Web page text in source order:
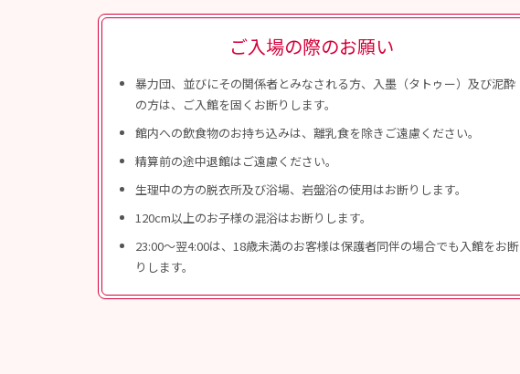
ご入場の際のお願い
暴力団、並びにその関係者とみなされる方、入墨（タトゥー）及び泥酔
の方は、ご入館を固くお断りします。
館内への飲食物のお持ち込みは、離乳食を除きご遠慮ください。
精算前の途中退館はご遠慮ください。
生理中の方の脱衣所及び浴場、岩盤浴の使用はお断りします。
120cm以上のお子様の混浴はお断りします。
23:00〜翌4:00は、18歳未満のお客様は保護者同伴の場合でも入館をお断
りします。